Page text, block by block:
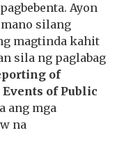
Ayon
silang
magtinda kahit
sila ng paglabag
of
of Public
ang mga
na